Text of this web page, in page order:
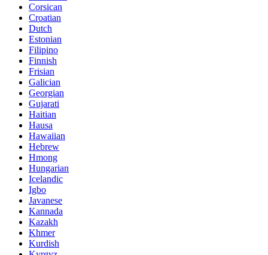
Corsican
Croatian
Dutch
Estonian
Filipino
Finnish
Frisian
Galician
Georgian
Gujarati
Haitian
Hausa
Hawaiian
Hebrew
Hmong
Hungarian
Icelandic
Igbo
Javanese
Kannada
Kazakh
Khmer
Kurdish